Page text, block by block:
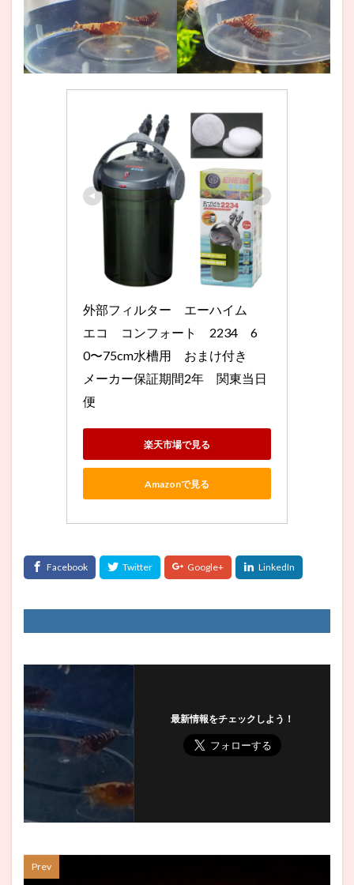
外部フィルター　エーハイム
エコ　コンフォート　2234　6
0〜75cm水槽用　おまけ付き
メーカー保証期間2年　関東当日
便
楽天市場で見る
Amazonで見る
最新情報をチェックしよう！
Prev